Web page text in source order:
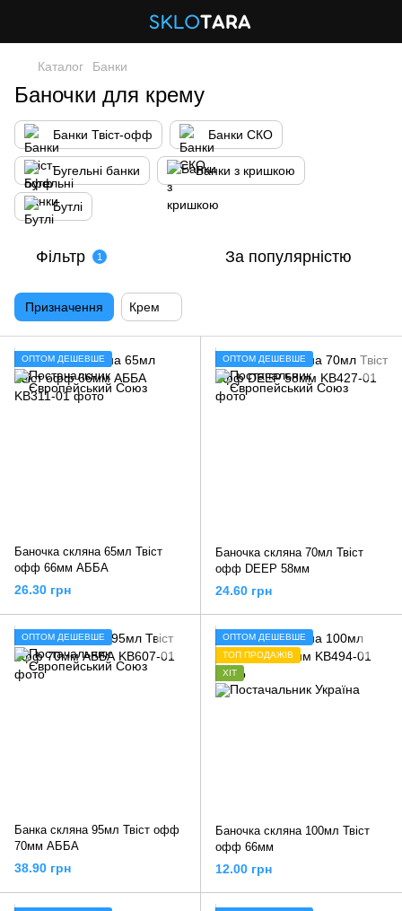
Каталог Банки
Баночки для крему
Банки Твіст-офф Банки СКО
Бугельні банки Банки з кришкою
Бутлі
Фільтр 1 За популярністю
Призначення Крем
ОПТОМ ДЕШЕВШЕ
Баночка скляна 65мл Твіст
офф 66мм АББА
26.30 грн
ОПТОМ ДЕШЕВШЕ
Баночка скляна 70мл Твіст
офф DEEP 58мм
24.60 грн
ОПТОМ ДЕШЕВШЕ
Банка скляна 95мл Твіст офф
70мм АББА
38.90 грн
ОПТОМ ДЕШЕВШЕ
ТОП ПРОДАЖІВ
ХІТ
Баночка скляна 100мл Твіст
офф 66мм
12.00 грн